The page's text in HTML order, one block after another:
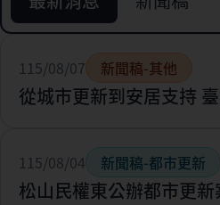
115/08/07 新聞稿-其他
從城市更新到安居支持
115/08/04 新聞稿-都市更新
松山民權東公辦都市更